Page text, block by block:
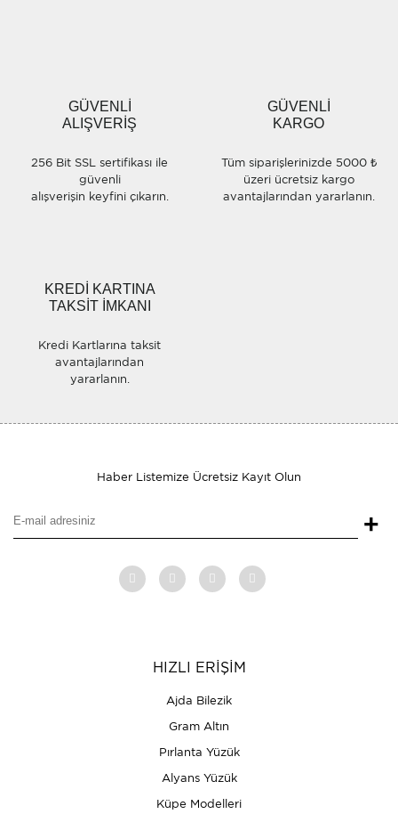
Ürün fiyatı diğer sitelerden daha pahalı.
Bu ürüne benzer farklı alternatifler olmalı.
GÜVENLİ
ALIŞVERİŞ
256 Bit SSL sertifikası ile
güvenli
alışverişin keyfini çıkarın.
GÜVENLİ
KARGO
Tüm siparişlerinizde 5000 ₺
üzeri ücretsiz kargo
avantajlarından yararlanın.
KREDİ KARTINA
TAKSİT İMKANI
Kredi Kartlarına taksit
avantajlarından
yararlanın.
Haber Listemize Ücretsiz Kayıt Olun
+
HIZLI ERİŞİM
Ajda Bilezik
Gram Altın
Pırlanta Yüzük
Alyans Yüzük
Küpe Modelleri